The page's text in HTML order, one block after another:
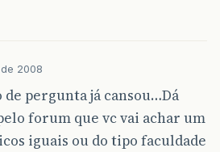
2008
pergunta já cansou…Dá
forum que vc vai achar um
iguais ou do tipo faculdade